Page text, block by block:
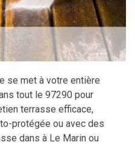
se met à votre entière
tout le 97290 pour
terrasse efficace,
protégée ou avec des
dans à Le Marin ou